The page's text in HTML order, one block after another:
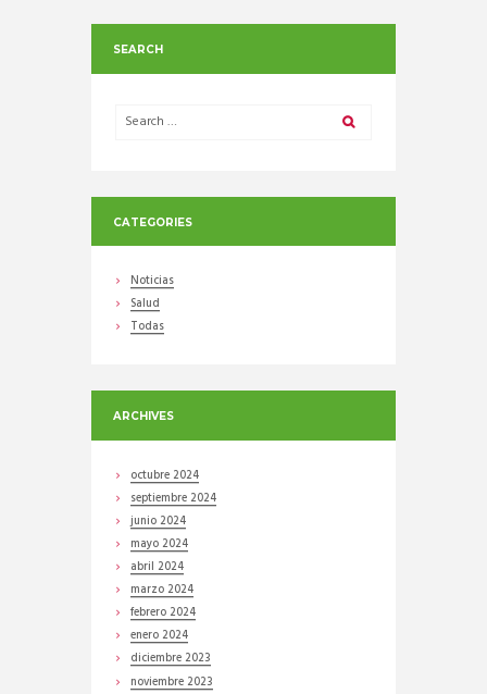
SEARCH
CATEGORIES
Noticias
Salud
Todas
ARCHIVES
octubre 2024
septiembre 2024
junio 2024
mayo 2024
abril 2024
marzo 2024
febrero 2024
enero 2024
diciembre 2023
noviembre 2023